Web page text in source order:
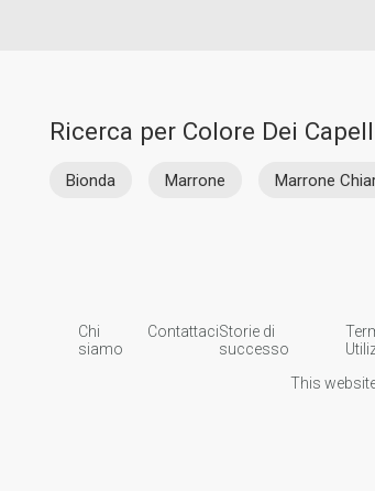
Ricerca per Colore Dei
Bionda Marrone Marrone
Chi
siamo
ContattaciStorie di
successo
This